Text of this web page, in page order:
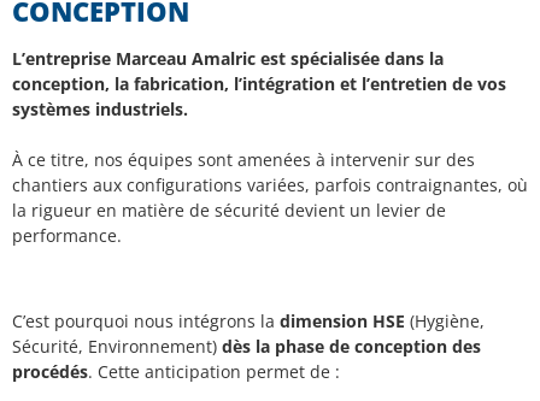
CONCEPTION
L’entreprise Marceau Amalric est spécialisée dans la
conception, la fabrication, l’intégration et l’entretien de vos
systèmes industriels.
À ce titre, nos équipes sont amenées à intervenir sur des
chantiers aux configurations variées, parfois contraignantes, où
la rigueur en matière de sécurité devient un levier de
performance.
C’est pourquoi nous intégrons la dimension HSE (Hygiène,
Sécurité, Environnement) dès la phase de conception des
procédés. Cette anticipation permet de :